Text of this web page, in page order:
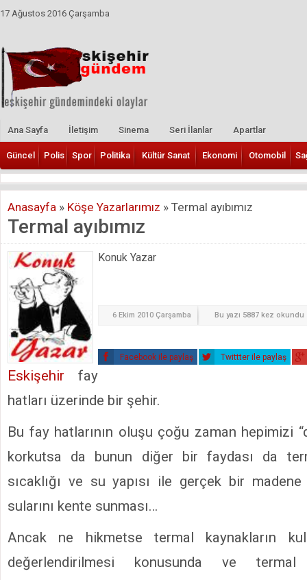
17 Ağustos 2016 Çarşamba
Ana Sayfa İletişim Sinema Seri İlanlar Apartlar
Güncel Polis Spor Politika Kültür Sanat Ekonomi Otomobil
Anasayfa » Köşe Yazarlarımız » Termal ayıbımız
Termal ayıbımız
Konuk Yazar
6 Ekim 2010 Çarşamba Bu yazı 5887 kez okundu
Facebook ile paylaş Twittter ile paylaş
Eskişehir fay
hatları üzerinde bir şehir.
Bu fay hatlarının oluşu çoğu zaman hepimizi
korkutsa da bunun diğer bir faydası da
sıcaklığı ve su yapısı ile gerçek bir
sularını kente sunması…
Ancak ne hikmetse termal kaynakların
değerlendirilmesi konusunda ve termal